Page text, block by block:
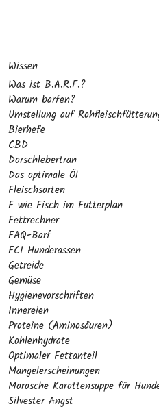
Wissen
Was ist B.A.R.F.?
Warum barfen?
Umstellung auf
Bierhefe
CBD
Dorschlebertran
Das optimale Öl
Fleischsorten
F wie Fisch im Futterplan
Fettrechner
FAQ-Barf
FCI Hunderassen
Getreide
Gemüse
Hygienevorschriften
Innereien
Proteine (Aminosäuren)
Kohlenhydrate
Optimaler Fettanteil
Mangelerscheinungen
Morosche Karottensuppe für
Silvester Angst